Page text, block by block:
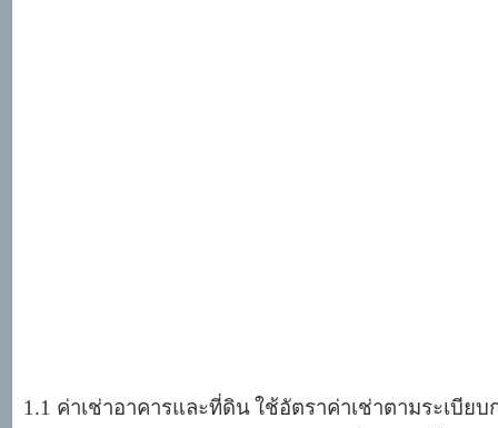
1.1 ค่าเช่าอาคารและที่ดิน ใช้อัตราค่าเช่าตามระเบีย